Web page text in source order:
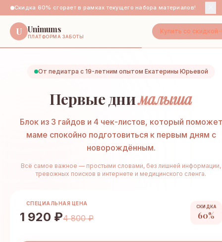
Скидка 60% сгорает в рамках текущего набора материалов!
U Unimums
ПЛАТФОРМА ЗАБОТЫ
Купить со скидкой
От педиатра с 19-летним опытом Екатерины Юрьевой
Первые днималыша
Блок из 3 гайдов и 4 чек-листов, который поможет
маме спокойно подготовиться к первым дням с
новорождённым.
Всё самое важное — простыми словами, без лишней информации,
тревожных поисков в интернете и медицинского сленга.
СПЕЦИАЛЬНАЯ ЦЕНА
1 920 ₽4 800 ₽
СКИДКА
60%